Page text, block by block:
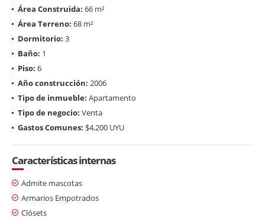
Área Construida: 66 m²
Área Terreno: 68 m²
Dormitorio: 3
Baño: 1
Piso: 6
Año construcción: 2006
Tipo de inmueble: Apartamento
Tipo de negocio: Venta
Gastos Comunes: $4,200 UYU
Características internas
Admite mascotas
Armarios Empotrados
Clósets